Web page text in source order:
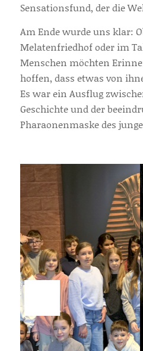
Sensationsfund, der die
Am Ende wurde uns klar:
Melatenfriedhof oder im
Menschen möchten
hoffen, dass etwas von
Es war ein Ausflug
Geschichte und der
Pharaonenmaske des